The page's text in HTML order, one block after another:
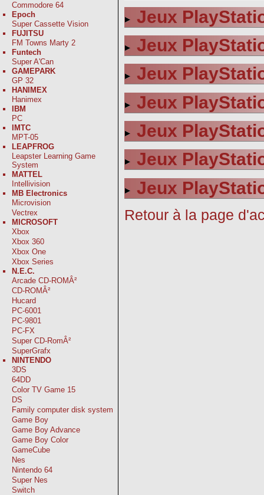
Commodore 64
Epoch
Super Cassette Vision
FUJITSU
FM Towns Marty 2
Funtech
Super A'Can
GAMEPARK
GP 32
HANIMEX
Hanimex
IBM
PC
IMTC
MPT-05
LEAPFROG
Leapster Learning Game
System
MATTEL
Intellivision
MB Electronics
Microvision
Vectrex
MICROSOFT
Xbox
Xbox 360
Xbox One
Xbox Series
N.E.C.
Arcade CD-ROMÂ²
CD-ROMÂ²
Hucard
PC-6001
PC-9801
PC-FX
Super CD-RomÂ²
SuperGrafx
NINTENDO
3DS
64DD
Color TV Game 15
DS
Family computer disk system
Game Boy
Game Boy Advance
Game Boy Color
GameCube
Nes
Nintendo 64
Super Nes
Switch
Jeux
Jeux
Jeux
Jeux
Jeux
Jeux
Jeux
Retour à la page